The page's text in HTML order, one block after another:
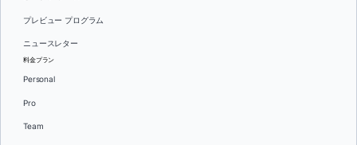
プレビュー プログラム
ニュースレター
料金プラン
Personal
Pro
Team